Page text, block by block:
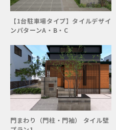
【1台駐車場タイプ】タイルデザイ
ンパターンA・B・C
門まわり（門柱・門袖） タイル壁